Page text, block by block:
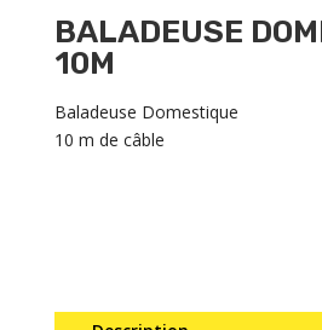
BALADEUSE
10M
Baladeuse Domestique
10 m de câble